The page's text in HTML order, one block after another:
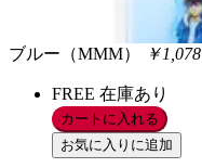
ブルー（MMM） ￥1,078
FREE 在庫あり
カートに入れる
お気に入りに追加